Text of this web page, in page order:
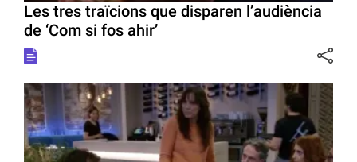
Les tres traïcions que disparen l’audiència
de ‘Com si fos ahir’